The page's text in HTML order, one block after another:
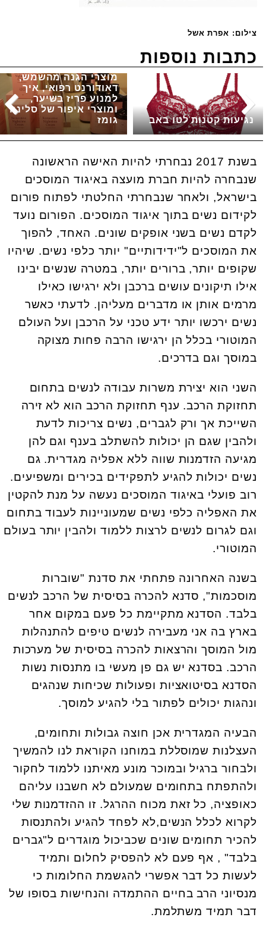
צילום: אפרת אשל
כתבות נוספות
מוצרי הגנה מהשמש,
דאודורנט רפואי, איך
למנוע פריז בשיער,
ומוצרי איפור של סלינה
גומז
נגיעות קטנות לטו באב
בשנת 2017 נבחרתי להיות האישה הראשונה
שנבחרה להיות חברת מועצה באיגוד המוסכים
בישראל, ולאחר שנבחרתי החלטתי לפתוח פורום
לקידום נשים בתוך איגוד המוסכים. הפורום נועד
לקדם נשים בשני אופקים שונים. האחד, להפוך
את המוסכים ל"ידידותיים" יותר כלפי נשים. שיהיו
שקופים יותר, ברורים יותר, במטרה שנשים יבינו
אילו תיקונים עושים ברכבן ולא ירגישו כאילו
מרמים אותן או מדברים מעליהן. לדעתי כאשר
נשים ירכשו יותר ידע טכני על הרכבן ועל העולם
המוטורי בכלל הן ירגישו הרבה פחות מצוקה
במוסך וגם בדרכים.
השני הוא יצירת משרות עבודה לנשים בתחום
תחזוקת הרכב. ענף תחזוקת הרכב הוא לא זירה
השייכת אך ורק לגברים, נשים צריכות לדעת
ולהבין שגם הן יכולות להשתלב בענף וגם להן
מגיעה הזדמנות שווה ללא אפליה מגדרית. גם
נשים יכולות להגיע לתפקידים בכירים ומשפיעים.
רוב פועלי באיגוד המוסכים נעשה על מנת להקטין
את האפליה כלפי נשים שמעוניינות לעבוד בתחום
וגם לגרום לנשים לרצות ללמוד ולהבין יותר בעולם
המוטורי.
בשנה האחרונה פתחתי את סדנת "שוברות
מוסכמות", סדנא להכרה בסיסית של הרכב לנשים
בלבד. הסדנא מתקיימת כל פעם במקום אחר
בארץ בה אני מעבירה לנשים טיפים להתנהלות
מול המוסך והרצאות להכרה בסיסית של מערכות
הרכב. בסדנא יש גם פן מעשי בו מתנסות נשות
הסדנא בסיטואציות ופעולות שכיחות שנהגים
ונהגות יכולים לפתור בלי להגיע למוסך.
הבעיה המגדרית אכן חוצה גבולות ותחומים,
העצלנות שמוסללת במוחנו הקוראת לנו להמשיך
ולבחור ברגיל ובמוכר מונע מאיתנו ללמוד לחקור
ולהתפתח בתחומים שמעולם לא חשבנו עליהם
כאופציה, כל זאת מכוח ההרגל. זו ההזדמנות שלי
לקרוא לכלל הנשים,לא לפחד להגיע ולהתנסות
להכיר תחומים שונים שכביכול מוגדרים ל"גברים
בלבד" , אף פעם לא להפסיק לחלום ותמיד
לעשות כל דבר אפשרי להגשמת החלומות כי
מנסיוני הרב בחיים ההתמדה והנחישות בסופו של
דבר תמיד משתלמת.